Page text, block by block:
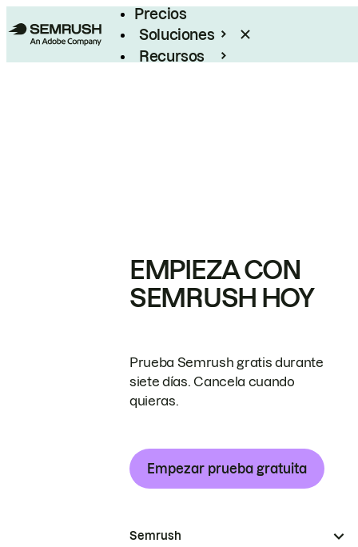
Precios
Soluciones
Recursos
EMPIEZA CON
SEMRUSH HOY
Prueba Semrush gratis durante
siete días. Cancela cuando
quieras.
Empezar prueba gratuita
Semrush